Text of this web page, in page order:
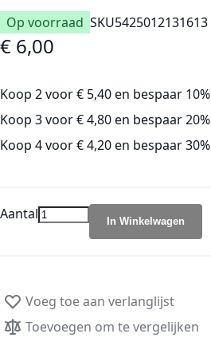
Op voorraad SKU5425012131613
€ 6,00
Koop 2 voor€ 5,40en bespaar 10%
Koop 3 voor€ 4,80en bespaar20%
Koop 4 voor€ 4,20en bespaar30%
Aantal In Winkelwagen
Voeg toe aan verlanglijst
Toevoegen om te vergelijken